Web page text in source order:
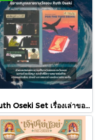
Ruth Oseki Set เรื่องเล่าของกาลขณะ และ หนังสือ / รูปร่าง / ว่างไร้ นิยายโดยรูธ โอเซกิ / กำมะหยี่